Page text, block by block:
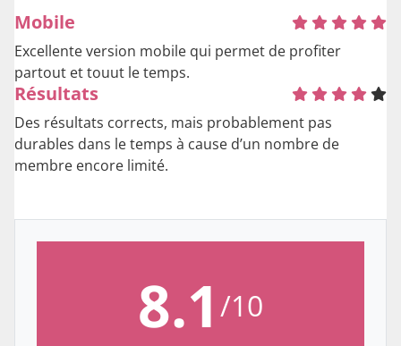
Mobile
Excellente version mobile qui permet de profiter
partout et touut le temps.
Résultats
Des résultats corrects, mais probablement pas
durables dans le temps à cause d’un nombre de
membre encore limité.
8.1 /10